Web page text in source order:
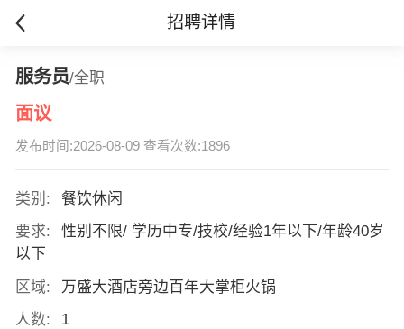
招聘详情
服务员/全职
面议
发布时间:2026-08-09 查看次数:1896
类别:
餐饮休闲
要求:
性别不限/ 学历中专/技校/经验1年以下/年龄40岁
以下
区域:
万盛大酒店旁边百年大掌柜火锅
人数:
1